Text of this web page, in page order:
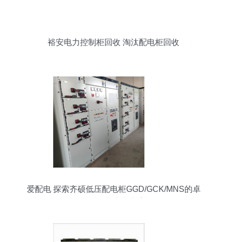
裕安电力控制柜回收 淘汰配电柜回收
爱配电 探索齐硕低压配电柜GGD/GCK/MNS的卓